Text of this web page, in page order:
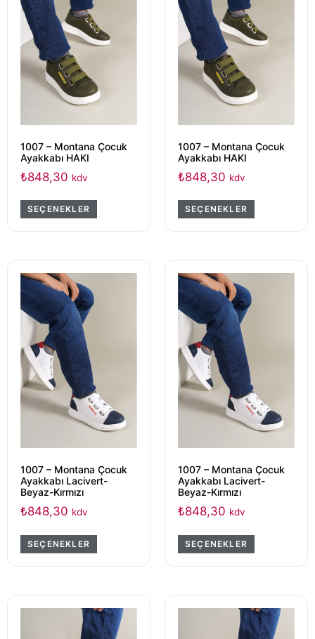
1007 – Montana Çocuk
Ayakkabı HAKI
₺848,30 kdv
SEÇENEKLER
1007 – Montana Çocuk
Ayakkabı HAKI
₺848,30 kdv
SEÇENEKLER
1007 – Montana Çocuk
Ayakkabı Lacivert-
Beyaz-Kırmızı
₺848,30 kdv
SEÇENEKLER
1007 – Montana Çocuk
Ayakkabı Lacivert-
Beyaz-Kırmızı
₺848,30 kdv
SEÇENEKLER